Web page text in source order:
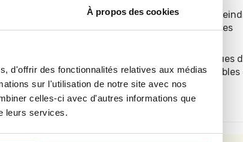
À propos des cookies
d'offrir des fonctionnalités relatives aux médias
sur l'utilisation de notre site avec nos
celles-ci avec d'autres informations que
leurs services.
le peindre
? Après
8 astuces pour
dans vos paysages
TOP 5 des marques
peinture accessibles
bonne qualité !